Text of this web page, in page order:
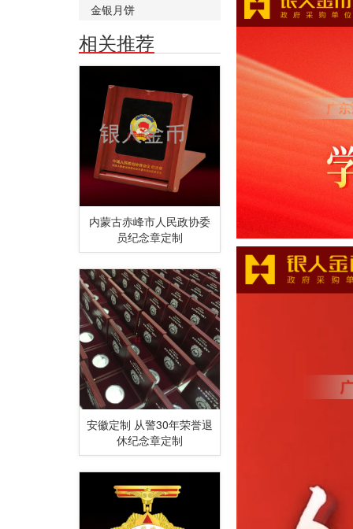
金银月饼
相关推荐
内蒙古赤峰市人民政协委
员纪念章定制
安徽定制 从警30年荣誉退
休纪念章定制